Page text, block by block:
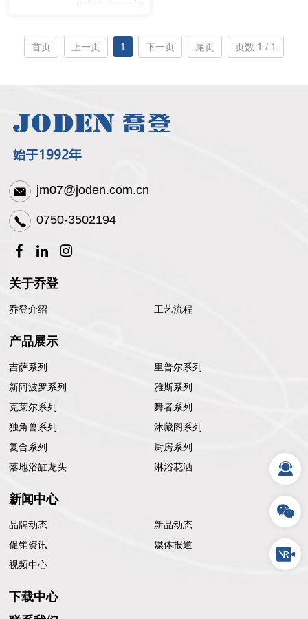
首页 上一页 1 下一页 尾页 页数 1 / 1
jm07@joden.com.cn
0750-3502194
关于乔登
乔登介绍 工艺流程
产品展示
吉萨系列
里普尔系列
新阿波罗系列
雅斯系列
克莱尔系列
舞者系列
独角兽系列
沐藏阁系列
复合系列
厨房系列
落地浴缸龙头
淋浴花洒
新闻中心
品牌动态
新品动态
促销资讯
媒体报道
视频中心
下载中心